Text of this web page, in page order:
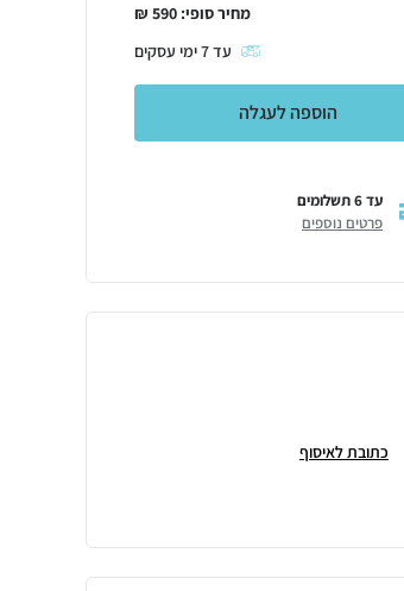
מחיר סופי: 590
₪
עד7ימי עסקים
הוספה לעגלה
עד 6 תשלומים
פרטים נוספים
כתובת לאיסוף